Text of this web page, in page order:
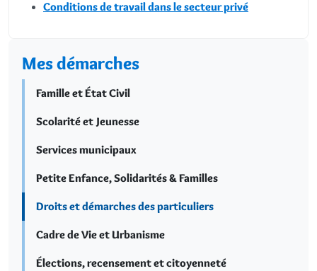
Conditions de travail dans le secteur privé
Mes démarches
Famille et État Civil
Scolarité et Jeunesse
Services municipaux
Petite Enfance, Solidarités & Familles
Droits et démarches des particuliers
Cadre de Vie et Urbanisme
Élections, recensement et citoyenneté